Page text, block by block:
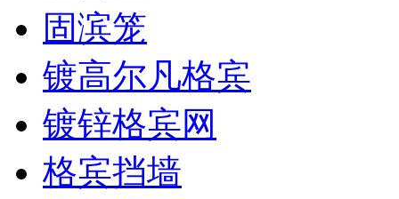
固滨笼
镀高尔凡格宾
镀锌格宾网
格宾挡墙